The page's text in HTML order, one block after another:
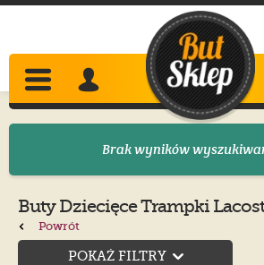
Brak wyników
Buty Dziecięce Trampki
Powrót
POKAŻ FILTRY